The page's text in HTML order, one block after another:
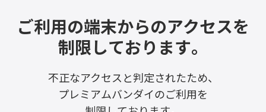
ご利用の端末からのアクセスを
制限しております。
不正なアクセスと判定されたため、
プレミアムバンダイのご利用を